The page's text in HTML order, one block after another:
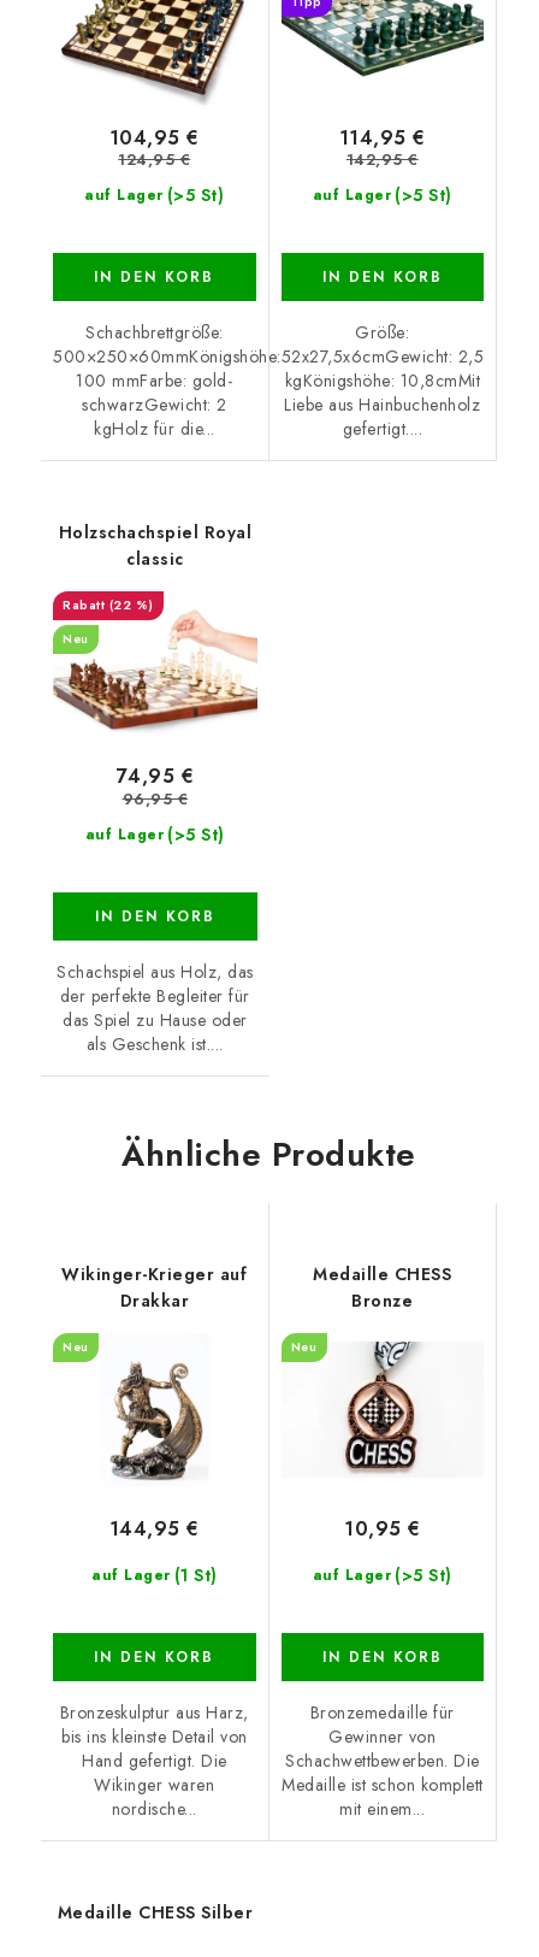
auf Lager (>5 St)
104,95 €
124,95 €
IN DEN KORB
Schachbrettgröße:
500×250×60mmKönigshöhe:
100 mmFarbe: gold-
schwarzGewicht: 2
kgHolz für die...
auf Lager (>5 St)
114,95 €
142,95 €
IN DEN KORB
Größe:
52x27,5x6cmGewicht: 2,5
kgKönigshöhe: 10,8cmMit
Liebe aus Hainbuchenholz
gefertigt....
Holzschachspiel Royal
classic
(22 %)
Neu
auf Lager (>5 St)
74,95 €
96,95 €
IN DEN KORB
Schachspiel aus Holz, das
der perfekte Begleiter für
das Spiel zu Hause oder
als Geschenk ist....
Ähnliche Produkte
Wikinger-Krieger auf
Drakkar
Neu
auf Lager (1 St)
144,95 €
IN DEN KORB
Bronzeskulptur aus Harz,
bis ins kleinste Detail von
Hand gefertigt. Die
Wikinger waren
nordische...
Medaille CHESS
Bronze
Neu
auf Lager (>5 St)
10,95 €
IN DEN KORB
Bronzemedaille für
Gewinner von
Schachwettbewerben. Die
Medaille ist schon komplett
mit einem...
Medaille CHESS Silber